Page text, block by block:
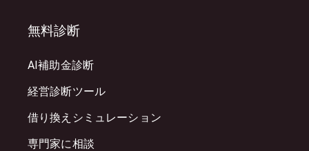
無料診断
AI補助金診断
経営診断ツール
借り換えシミュレーション
専門家に相談